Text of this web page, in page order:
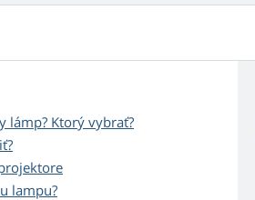
lámp? Ktorý vybrať?
lampu?